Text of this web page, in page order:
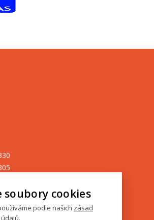
soubory cookies
podle našich zásad
.